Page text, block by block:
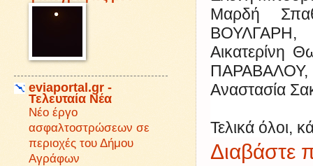
Μαρδή
ΒΟΥΛΓΑΡΗ,
Αικατερίνη
ΠΑΡΑΒΑΛΟΥ,
Αναστασία
Τελικά όλοι,
Διαβάστε
eviaportal.gr -
Τελευταία Νέα
Νέο έργο
ασφαλτοστρώσεων σε
περιοχές του Δήμου
Αγράφων